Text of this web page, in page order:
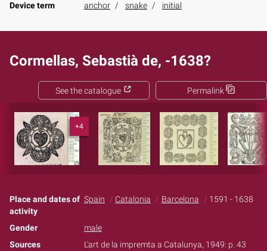
Device term
anchor snake initial
Cormellas, Sebastià de, -1638?
Permalink
See the catalogue
+4
Place and dates of
activity
Spain Catalonia Barcelona 1591 - 1638
Gender
male
Sources
L'art de la impremta a Catalunya, 1949: p. 43